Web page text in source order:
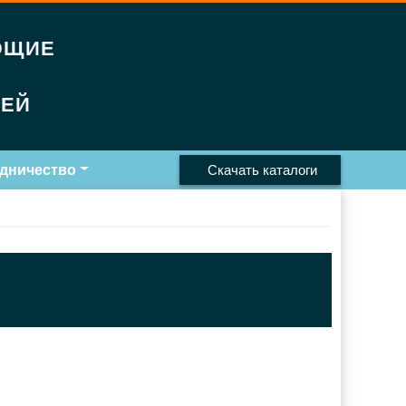
Скачать каталоги